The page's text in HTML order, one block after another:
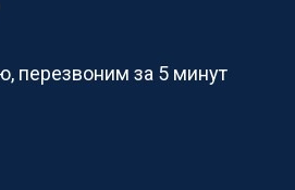
перезвоним за 5 минут